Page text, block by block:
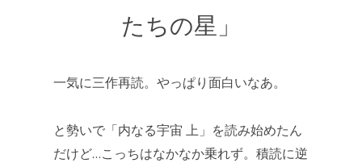
たちの星」
一気に三作再読。やっぱり面白いなあ。
と勢いで「内なる宇宙 上」を読み始めたん
だけど…こっちはなかなか乗れず。積読に逆